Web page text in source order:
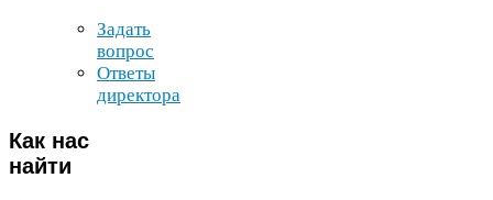
Задать
вопрос
Ответы
директора
Как нас
найти